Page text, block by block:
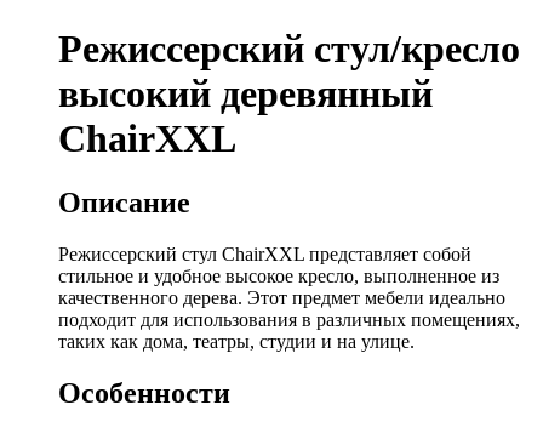
Режиссерский стул/кресло
высокий деревянный
ChairXXL
Описание
Режиссерский стул ChairXXL представляет собой
стильное и удобное высокое кресло, выполненное из
качественного дерева. Этот предмет мебели идеально
подходит для использования в различных помещениях,
таких как дома, театры, студии и на улице.
Особенности